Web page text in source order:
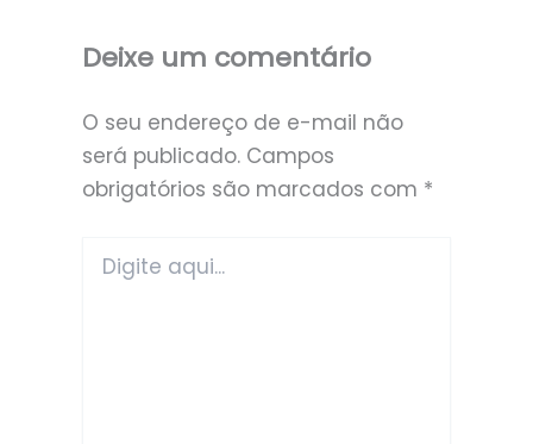
Deixe um comentário
O seu endereço de e-mail não
será publicado. Campos
obrigatórios são marcados com *
aqui...